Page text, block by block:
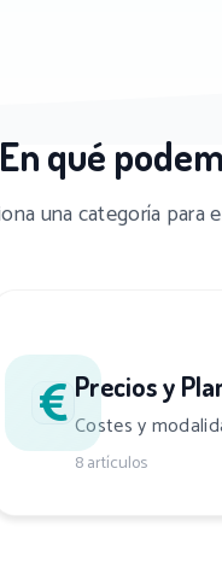
qué
una categoría para
Precios y
Costes y
8 artículos